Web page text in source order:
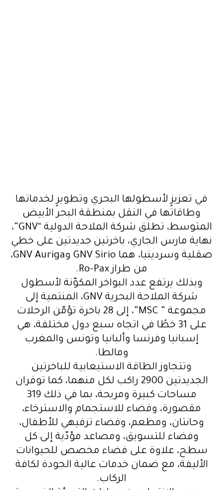
في تعزيزٍ لأسطولها البحري وتطويرٍ لخدماتها
وطاقاتها في النقل بمنطقة البحر الأبيض
المتوسط، تطلق شركة الملاحة الدولية “GNV”،
نهاية مارس الجاري، باخرتين جديدتين على خطي
صقلية وسردينيا، هما GNV Sirio وGNV Auriga،
من طراز Ro-Pax.
وبذلك يرتفع عدد البواخر المكوّنة لأسطول
شركة الملاحة البحرية GNV، المنتمية إلى
مجموعة ” MSC”، إلى 28 باخرة تؤمّن الرحلات
على 31 خطًا في اتجاه سبع دول مختلفة، هي
إسبانيا وفرنسا وألبانيا وتونس والمغرب
ومالطا.
وتتجاوز الطاقة الاستيعابية للباخرتين
الجديدتين 2900 راكب لكل منهما، كما توفران
مساحات كبيرة ومريحة، بما في ذلك 319
مقصورة، وفضاء للاستجمام والاسترخاء،
وحانتان، ومطعم، وفضاء ترفيهي للأطفال،
وفضاء للتسويق، ومصاعد مؤدّية إلى كل
سطح، علاوة على فضاء مخصص للحيوانات
الأليفة، مع ضمان خدمات عالية الجودة لكافة
الركاب.